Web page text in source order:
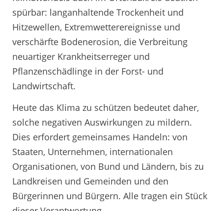
spürbar: langanhaltende Trockenheit und
Hitzewellen, Extremwetterereignisse und
verschärfte Bodenerosion, die Verbreitung
neuartiger Krankheitserreger und
Pflanzenschädlinge in der Forst- und
Landwirtschaft.
Heute das Klima zu schützen bedeutet daher,
solche negativen Auswirkungen zu mildern.
Dies erfordert gemeinsames Handeln: von
Staaten, Unternehmen, internationalen
Organisationen, von Bund und Ländern, bis zu
Landkreisen und Gemeinden und den
Bürgerinnen und Bürgern. Alle tragen ein Stück